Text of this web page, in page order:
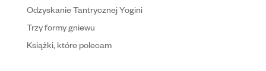
Odzyskanie Tantrycznej Yogini
Trzy formy gniewu
Książki, które polecam